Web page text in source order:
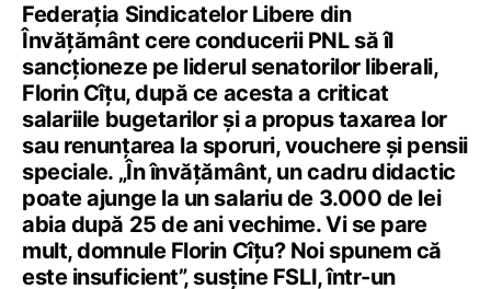
Federația Sindicatelor Libere din
Învățământ cere conducerii PNL să îl
sancționeze pe liderul senatorilor liberali,
Florin Cîțu, după ce acesta a criticat
salariile bugetarilor și a propus taxarea lor
sau renunțarea la sporuri, vouchere și pensii
speciale. „În învățământ, un cadru didactic
poate ajunge la un salariu de 3.000 de lei
abia după 25 de ani vechime. Vi se pare
mult, domnule Florin Cîțu? Noi spunem că
este insuficient”, susține FSLI, într-un